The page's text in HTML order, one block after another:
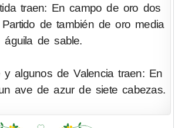
traen: En campo de oro dos
de también de oro media
águila de sable.
y algunos de Valencia traen: En
ave de azur de siete cabezas.